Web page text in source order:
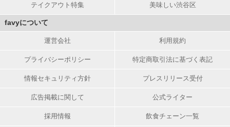
テイクアウト特集 美味しい渋谷区
favyについて
運営会社 利用規約
プライバシーポリシー 特定商取引法に基づく表記
情報セキュリティ方針 プレスリリース受付
広告掲載に関して 公式ライター
採用情報 飲食チェーン一覧